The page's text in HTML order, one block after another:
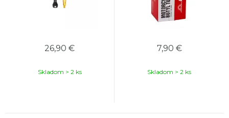
26,90 €
Skladom > 2 ks
7,90 €
Skladom > 2 ks